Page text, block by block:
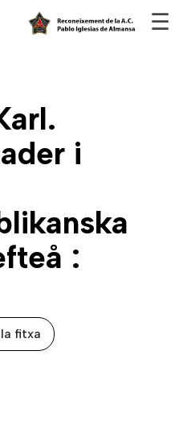
☰
i
:
fitxa